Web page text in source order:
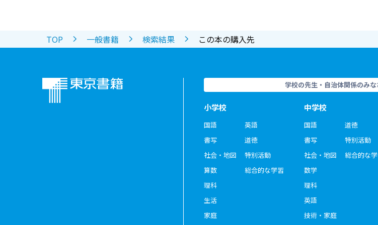
TOP 一般書籍 検索結果 この本の購入先
学校の先生・自治体関係のみな
小学校
国語
書写
社会・地図
算数
理科
生活
家庭
英語
道徳
特別活動
総合的な学習
中学校
国語
書写
社会・地図
数学
理科
英語
技術・家庭
道徳
特別活動
総合的な